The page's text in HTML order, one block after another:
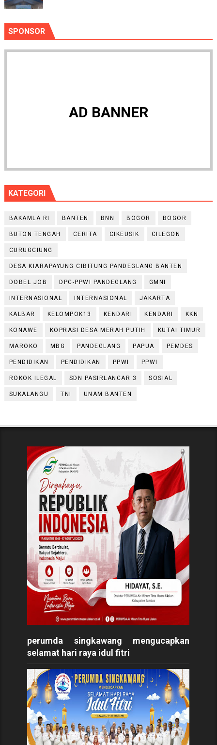
SPONSOR
AD BANNER
KATEGORI
BAKAMLA RI BANTEN BNN BOGOR BOGOR
BUTON TENGAH CERITA CIKEUSIK CILEGON
CURUGCIUNG
DESA KIARAPAYUNG CIBITUNG PANDEGLANG BANTEN
DOBEL JOB DPC-PPWI PANDEGLANG GMNI
INTERNASIONAL INTERNASIONAL JAKARTA
KALBAR KELOMPOK13 KENDARI KENDARI KKN
KONAWE KOPRASI DESA MERAH PUTIH KUTAI TIMUR
MAROKO MBG PANDEGLANG PAPUA PEMDES
PENDIDIKAN PENDIDIKAN PPWI PPWI
ROKOK ILEGAL SDN PASIRLANCAR 3 SOSIAL
SUKALANGU TNI UNAM BANTEN
perumda singkawang mengucapkan
selamat hari raya idul fitri